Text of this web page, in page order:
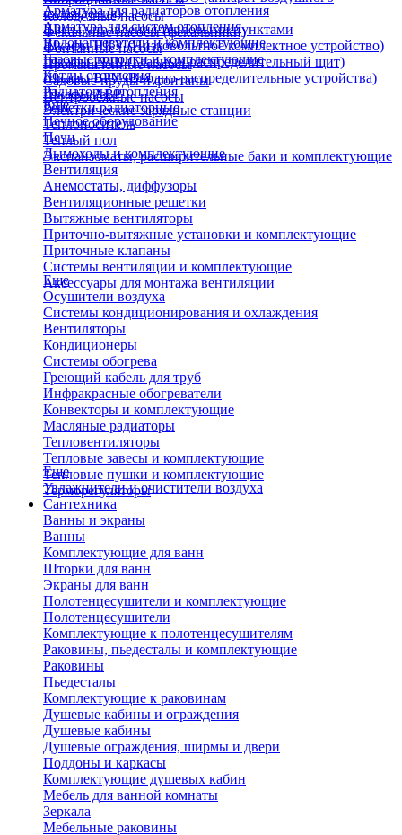
Колодезные насосы
Фекальные насосы (фекальники)
Фонтанные насосы
Промышленные насосы
Садовые пруды и фонтаны
Центробежные насосы
охлаждения)
Щиты управления тепловыми пунктами
Шкафы НКУ (Низковольтное комплектное устройство)
Шкафы ГРЩ (Главный распределительный щит)
Шкафы ВРУ (Вводно-распределительные устройства)
Шкафы АВР
Электрические зарядные станции
Арматура для радиаторов отопления
Арматура для систем отопления
Водонагреватели и комплектующие
Газовые колонки и комплектующие
Котлы отопления
Радиаторы отопления
Решетки радиаторные
Теплоноситель
Теплый пол
Экспанзоматы, расширительные баки и комплектующие
Еще
Печное оборудование
Печи
Дымоходы и комплектующие
Вентиляция
Анемостаты, диффузоры
Вентиляционные решетки
Вытяжные вентиляторы
Приточно-вытяжные установки и комплектующие
Приточные клапаны
Системы вентиляции и комплектующие
Аксессуары для монтажа вентиляции
Еще
Осушители воздуха
Системы кондиционирования и охлаждения
Вентиляторы
Кондиционеры
Системы обогрева
Греющий кабель для труб
Инфракрасные обогреватели
Конвекторы и комплектующие
Масляные радиаторы
Тепловентиляторы
Тепловые завесы и комплектующие
Тепловые пушки и комплектующие
Терморегуляторы
Еще
Увлажнители и очистители воздуха
Сантехника
Ванны и экраны
Ванны
Комплектующие для ванн
Шторки для ванн
Экраны для ванн
Полотенцесушители и комплектующие
Полотенцесушители
Комплектующие к полотенцесушителям
Раковины, пьедесталы и комплектующие
Раковины
Пьедесталы
Комплектующие к раковинам
Душевые кабины и ограждения
Душевые кабины
Душевые ограждения, ширмы и двери
Поддоны и каркасы
Комплектующие душевых кабин
Мебель для ванной комнаты
Зеркала
Мебельные раковины